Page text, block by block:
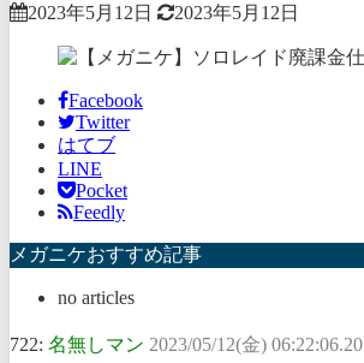
2023年5月12日 2023年5月12日
Facebook
Twitter
はてブ
LINE
Pocket
Feedly
メガニケおすすめ記事
no articles
722: 名無しマン 2023/05/12(金) 06:22:06.20